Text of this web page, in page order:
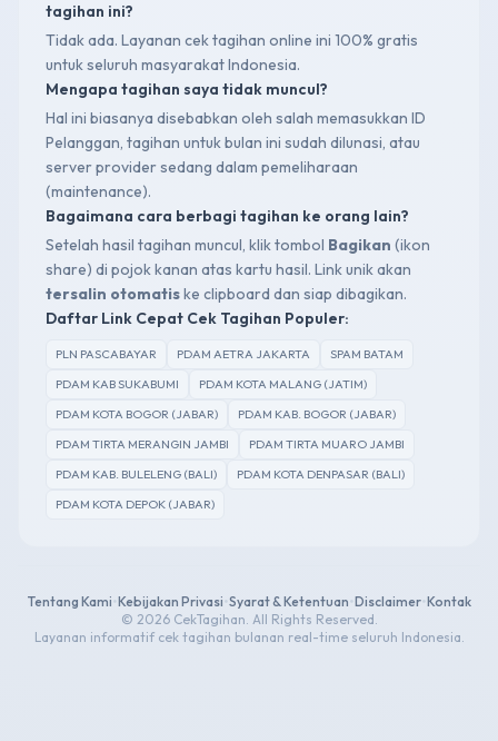
tagihan ini?
Tidak ada. Layanan cek tagihan online ini 100% gratis
untuk seluruh masyarakat Indonesia.
Mengapa tagihan saya tidak muncul?
Hal ini biasanya disebabkan oleh salah memasukkan ID
Pelanggan, tagihan untuk bulan ini sudah dilunasi, atau
server provider sedang dalam pemeliharaan
(maintenance).
Bagaimana cara berbagi tagihan ke orang lain?
Setelah hasil tagihan muncul, klik tombol Bagikan (ikon
share) di pojok kanan atas kartu hasil. Link unik akan
tersalin otomatiske clipboard dan siap dibagikan.
Daftar Link Cepat Cek Tagihan Populer:
PLN PASCABAYAR PDAM AETRA JAKARTA
SPAM BATAM
PDAM KAB SUKABUMI
PDAM KOTA MALANG (JATIM)
PDAM KOTA BOGOR (JABAR)
PDAM KAB. BOGOR (JABAR)
PDAM TIRTA MERANGIN JAMBI
PDAM TIRTA MUARO JAMBI
PDAM KAB. BULELENG (BALI)
PDAM KOTA DENPASAR (BALI)
PDAM KOTA DEPOK (JABAR)
Tentang Kami •Kebijakan Privasi •Syarat & Ketentuan •Disclaimer•Kontak
© 2026 CekTagihan. All Rights Reserved.
Layanan informatif cek tagihan bulanan real-time seluruh Indonesia.